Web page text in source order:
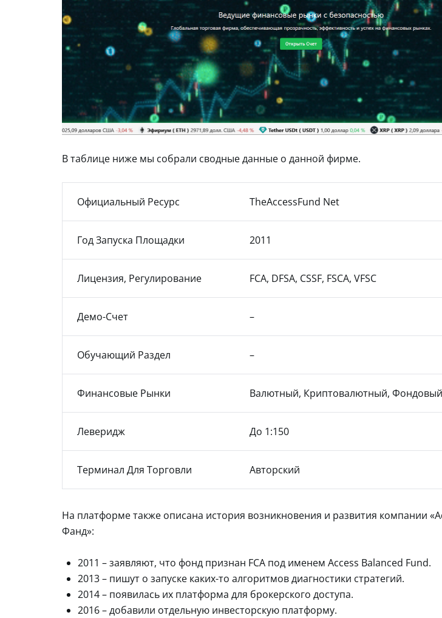
В таблице ниже мы собрали сводные данные о данной фирме.
Официальный Ресурс TheAccessFund Net
Год Запуска Площадки 2011
Лицензия, Регулирование FCA, DFSA, CSSF, FSCA, VFSC
Демо-Счет –
Обучающий Раздел –
Финансовые Рынки Валютный, Криптовалютный,
Леверидж До 1:150
Терминал Для Торговли Авторский
На платформе также описана история возникновения и развития компании
Фанд»:
2011 – заявляют, что фонд признан FCA под именем Access Balanced Fund.
2013 – пишут о запуске каких-то алгоритмов диагностики стратегий.
2014 – появилась их платформа для брокерского доступа.
2016 – добавили отдельную инвесторскую платформу.